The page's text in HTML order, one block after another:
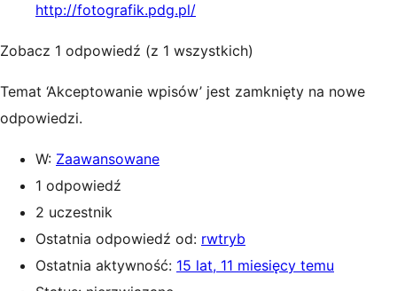
http://fotografik.pdg.pl/
Zobacz 1 odpowiedź (z 1 wszystkich)
Temat ‘Akceptowanie wpisów’ jest zamknięty na nowe
odpowiedzi.
W: Zaawansowane
1 odpowiedź
2 uczestnik
Ostatnia odpowiedź od: rwtryb
Ostatnia aktywność: 15 lat, 11 miesięcy temu